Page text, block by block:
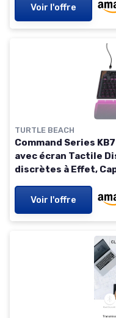
Voir l'offre
TURTLE BEACH
Command Series
avec écran Tactile
discrètes à Effet,
Voir l'offre